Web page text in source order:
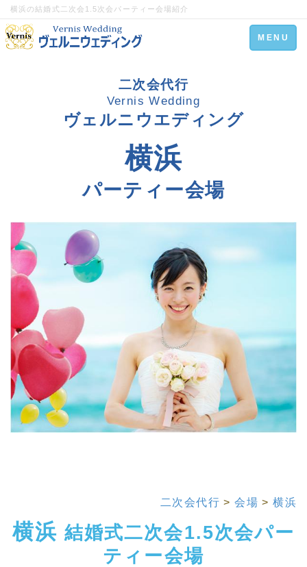
横浜の結婚式二次会1.5次会パーティー会場紹介
Toggle
navigation
MENU
二次会代行
Vernis Wedding
ヴェルニウエディング
横浜
パーティー会場
二次会代行 >会場 >横浜
横浜 結婚式二次会1.5次会パー
ティー会場